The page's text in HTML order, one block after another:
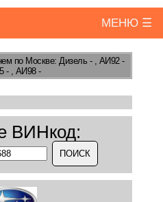
МЕНЮ ☰
по Москве: Дизель - , АИ92 -
- , АИ98 -
ВИНкод: